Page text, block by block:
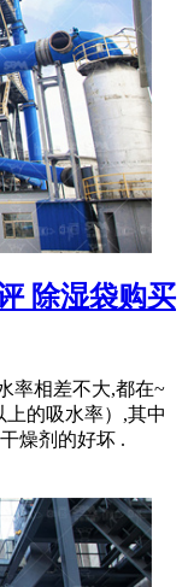
除湿袋购买
率相差不大,都在~
上的吸水率）,其中
燥剂的好坏 .